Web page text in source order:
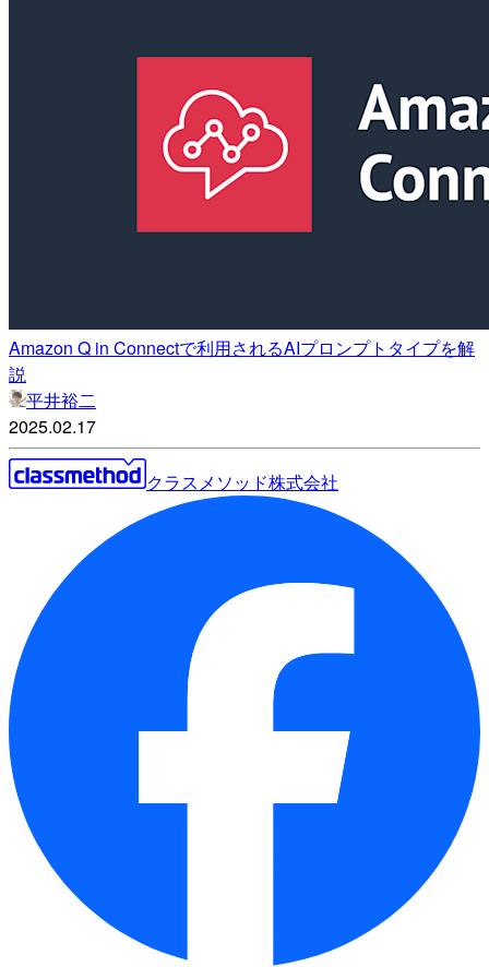
Amazon Q in Connectで利用されるAIプロンプトタイプを解
説
平井裕二
2025.02.17
クラスメソッド株式会社